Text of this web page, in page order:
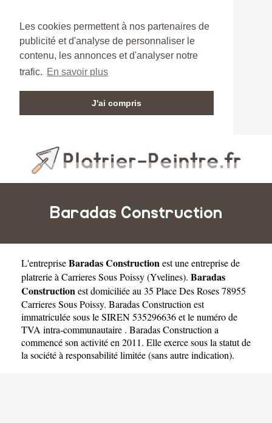
Les cookies permettent à nos partenaires de
publicité et d'analyse de personnaliser le
contenu, les annonces et d'analyser notre
trafic. En savoir plus
J'ai compris
Baradas Construction
L'entrepriseBaradas Constructionest uneentreprise de
platrerie à Carrieres Sous Poissy(Yvelines). Baradas
Constructionest domiciliée au 35 Place Des Roses 78955
Carrieres Sous Poissy. Baradas Construction est
immatriculée sous le SIREN 535296636 et le numéro de
TVA intra-communautaire . Baradas Construction a
commencé son activité en 2011. Elle exerce sous la statut de
la société à responsabilité limitée (sans autre indication).